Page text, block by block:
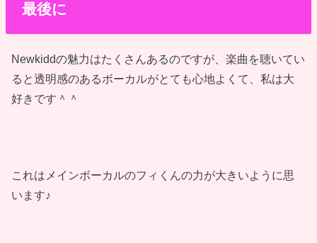
最後に
Newkiddの魅力はたくさんあるのですが、楽曲を聴いてい
ると透明感のあるボーカルがとても心地よくて、私は大
好きです＾＾
これはメインボーカルのフィくんの力が大きいように思
います♪